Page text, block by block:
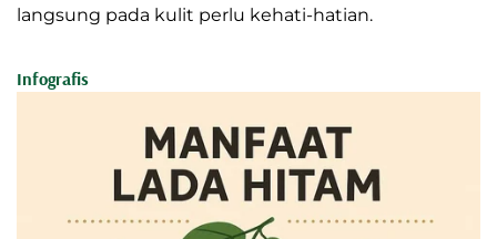
langsung pada kulit perlu kehati-hatian.
Infografis